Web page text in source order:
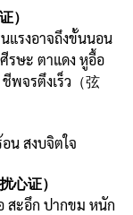
）
แรงอาจถึงขั้นนอน
รษะ ตาแดง หูอื้อ
พจรตึงเร็ว（弦
น สงบจิตใจ
心证）
สะอึก ปากขม หนัก